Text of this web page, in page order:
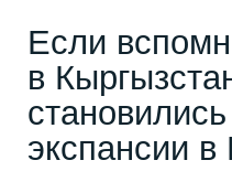
Если
в
экспансии